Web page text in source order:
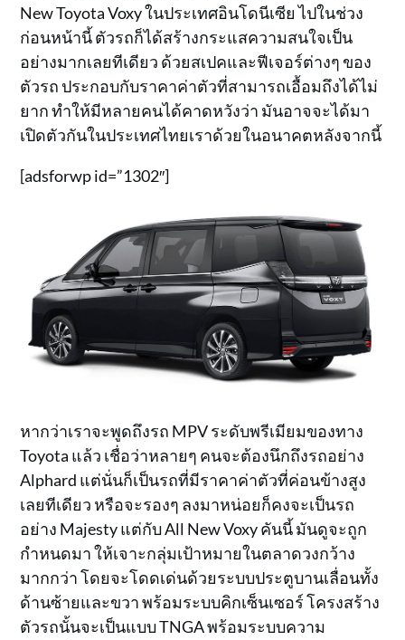
New Toyota Voxy ในประเทศอินโดนีเซีย ไปในช่วง
ก่อนหน้านี้ ตัวรถก็ได้สร้างกระแสความสนใจเป็น
อย่างมากเลยทีเดียว ด้วยสเปคและฟีเจอร์ต่างๆ ของ
ตัวรถ ประกอบกับราคาค่าตัวที่สามารถเอื้อมถึงได้ไม่
ยาก ทำให้มีหลายคนได้คาดหวังว่า มันอาจจะได้มา
เปิดตัวกันในประเทศไทยเราด้วยในอนาคตหลังจากนี้
[adsforwp id=”1302″]
หากว่าเราจะพูดถึงรถ MPV ระดับพรีเมียมของทาง
Toyota แล้ว เชื่อว่าหลายๆ คนจะต้องนึกถึงรถอย่าง
Alphard แต่นั่นก็เป็นรถที่มีราคาค่าตัวที่ค่อนข้างสูง
เลยทีเดียว หรือจะรองๆ ลงมาหน่อยก็คงจะเป็นรถ
อย่าง Majesty แต่กับ All New Voxy คันนี้ มันดูจะถูก
กำหนดมา ให้เจาะกลุ่มเป้าหมายในตลาดวงกว้าง
มากกว่า โดยจะโดดเด่นด้วยระบบประตูบานเลื่อนทั้ง
ด้านซ้ายและขวา พร้อมระบบคิกเซ็นเซอร์ โครงสร้าง
ตัวรถนั้นจะเป็นแบบ TNGA พร้อมระบบความ